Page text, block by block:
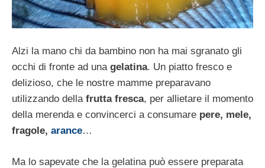
Alzi la mano chi da bambino non ha mai sgranato gli
occhi di fronte ad una gelatina. Un piatto fresco e
delizioso, che le nostre mamme preparavano
utilizzando della frutta fresca, per allietare il momento
della merenda e convincerci a consumare pere, mele,
fragole, arance…
Ma lo sapevate che la gelatina può essere preparata